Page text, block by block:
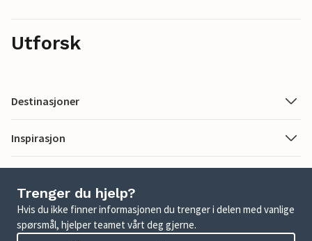
Utforsk
Destinasjoner
Inspirasjon
Trenger du hjelp?
Hvis du ikke finner informasjonen du trenger i delen med vanlige
spørsmål, hjelper teamet vårt deg gjerne.